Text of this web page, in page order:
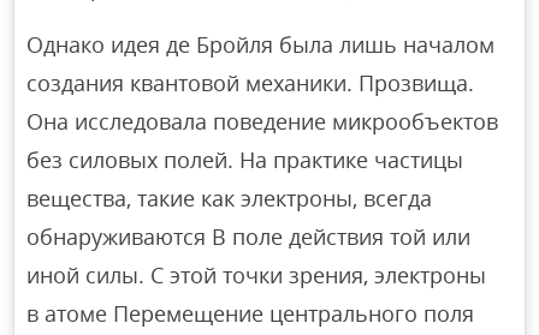
Однако идея де Бройля была лишь началом
создания квантовой механики. Прозвища.
Она исследовала поведение микрообъектов
без силовых полей. На практике частицы
вещества, такие как электроны, всегда
обнаруживаются В поле действия той или
иной силы. С этой точки зрения, электроны
в атоме Перемещение центрального поля